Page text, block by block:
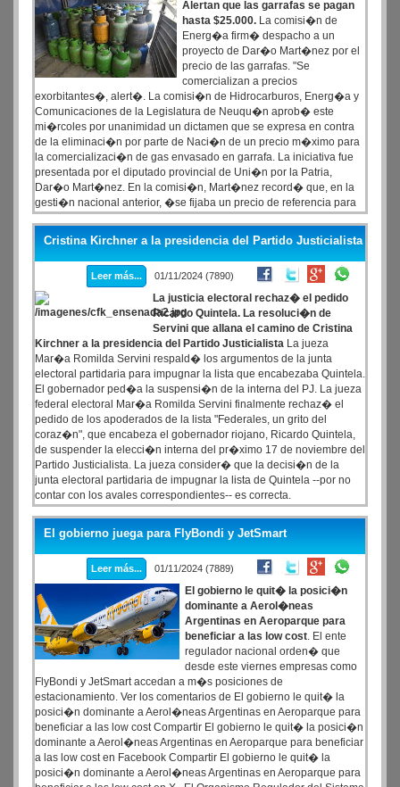
Alertan que las garrafas se pagan
hasta $25.000. La comisi�n de
Energ�a firm� despacho a un
proyecto de Dar�o Mart�nez por el
precio de las garrafas. "Se
comercializan a precios
exorbitantes�, alert�. La comisi�n de Hidrocarburos, Energ�a y
Comunicaciones de la Legislatura de Neuqu�n aprob� este
mi�rcoles por unanimidad un dictamen que se expresa en contra
de la eliminaci�n por parte de Naci�n de un precio m�ximo para
la comercializaci�n de gas envasado en garrafa. La iniciativa fue
presentada por el diputado provincial de Uni�n por la Patria,
Dar�o Mart�nez. En la comisi�n, Mart�nez record� que, en la
gesti�n nacional anterior, �se fijaba un precio de referencia para
que no quede al arbitrio del libre mercado el costo que una familia
sin acceso a la red debe abonar para poder calefaccionarse o
poder cocinar�.
Cristina Kirchner a la presidencia del Partido Justicialista
Leer más... 01/11/2024 (7890)
La justicia electoral rechaz� el pedido
Ricardo Quintela. La resoluci�n de
Servini que allana el camino de Cristina
Kirchner a la presidencia del Partido Justicialista La jueza
Mar�a Romilda Servini respald� los argumentos de la junta
electoral partidaria para impugnar la lista que encabezaba Quintela.
El gobernador ped�a la suspensi�n de la interna del PJ. La jueza
federal electoral Mar�a Romilda Servini finalmente rechaz� el
pedido de los apoderados de la lista "Federales, un grito del
coraz�n", que encabeza el gobernador riojano, Ricardo Quintela,
de suspender la elecci�n interna del pr�ximo 17 de noviembre del
Partido Justicialista. La jueza consider� que la decisi�n de la
junta electoral partidaria de impugnar la lista de Quintela --por no
contar con los avales correspondientes-- es correcta.
El gobierno juega para FlyBondi y JetSmart
Leer más... 01/11/2024 (7889)
El gobierno le quit� la posici�n
dominante a Aerol�neas
Argentinas en Aeroparque para
beneficiar a las low cost. El ente
regulador nacional orden� que
desde este viernes empresas como
FlyBondi y JetSmart accedan a m�s posiciones de
estacionamiento. Ver los comentarios de El gobierno le quit� la
posici�n dominante a Aerol�neas Argentinas en Aeroparque para
beneficiar a las low cost Compartir El gobierno le quit� la posici�n
dominante a Aerol�neas Argentinas en Aeroparque para beneficiar
a las low cost en Facebook Compartir El gobierno le quit� la
posici�n dominante a Aerol�neas Argentinas en Aeroparque para